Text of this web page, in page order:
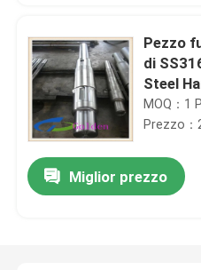
Casa
Prodotti
Circa noi
Pezzo
di
Steel
MOQ：1
Prezzo
Miglior prezzo